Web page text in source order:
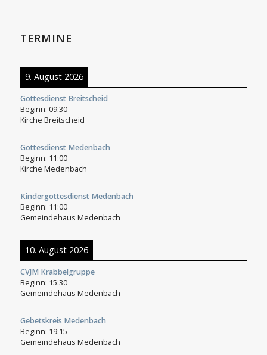
TERMINE
9. August 2026
Gottesdienst Breitscheid
Beginn: 09:30
Kirche Breitscheid
Gottesdienst Medenbach
Beginn: 11:00
Kirche Medenbach
Kindergottesdienst Medenbach
Beginn: 11:00
Gemeindehaus Medenbach
10. August 2026
CVJM Krabbelgruppe
Beginn: 15:30
Gemeindehaus Medenbach
Gebetskreis Medenbach
Beginn: 19:15
Gemeindehaus Medenbach